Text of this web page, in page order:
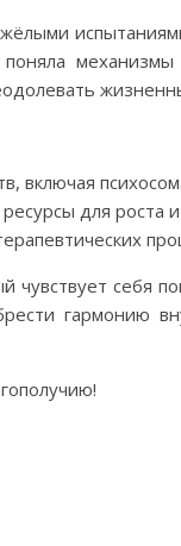
включая
для роста и
чувствует
гармонию